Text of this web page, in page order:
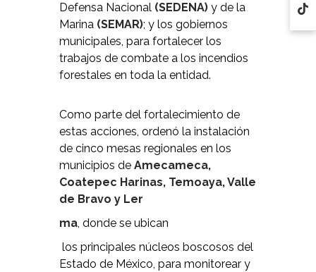
Defensa Nacional (SEDENA) y de la
Marina (SEMAR); y los gobiernos
municipales, para fortalecer los
trabajos de combate a los incendios
forestales en toda la entidad.
Como parte del fortalecimiento de
estas acciones, ordenó la instalación
de cinco mesas regionales en los
municipios de Amecameca,
Coatepec Harinas, Temoaya, Valle
de Bravo y Ler
ma, donde se ubican
los principales núcleos boscosos del
Estado de México, para monitorear y